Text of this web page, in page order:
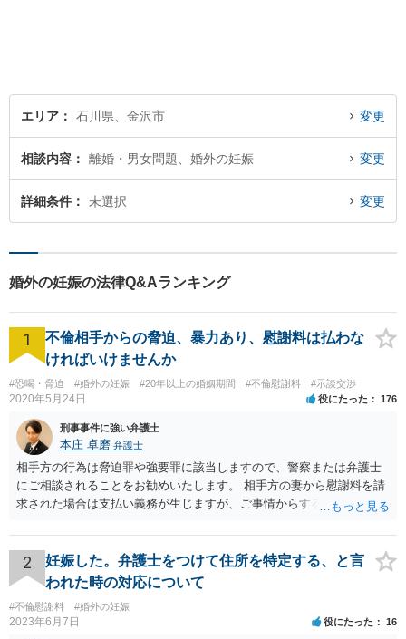
エリア 石川県、金沢市 変更
相談内容 離婚・男女問題、婚外の妊娠 変更
詳細条件 未選択 変更
婚外の妊娠の法律Q&Aランキング
1
不倫相手からの脅迫、暴力あり、慰謝料は払わな
ければいけませんか
#恐喝・脅迫 #婚外の妊娠 #20年以上の婚姻期間 #不倫慰謝料 #示談交渉
2020年5月24日 役にたった 176
刑事事件に強い弁護士
本庄 卓磨 弁護士
相手方の行為は脅迫罪や強要罪に該当しますので、警察または弁護士
にご相談されることをお勧めいたします。 相手方の妻から慰謝料を請
求された場合は支払い義務が生じますが、ご事情からすると減額交渉
2
妊娠した。弁護士をつけて住所を特定する、と言
われた時の対応について
#不倫慰謝料 #婚外の妊娠
2023年6月7日 役にたった 16